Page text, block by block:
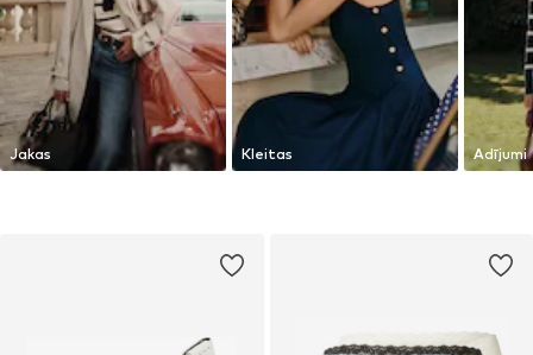
Jakas Kleitas Adījumi